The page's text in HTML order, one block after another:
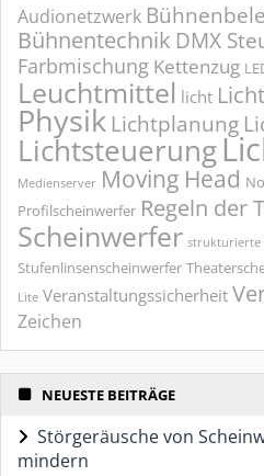
Audionetzwerk
Bühnentechnik DMX
Farbmischung Kettenzug
Leuchtmittel licht
Physik Lichtplanung
Lichtsteuerung
Medienserver Moving Head
Profilscheinwerfer Regeln der
Scheinwerfer strukturierte
Stufenlinsenscheinwerfer
Lite Veranstaltungssicherheit
Zeichen
NEUESTE BEITRÄGE
Störgeräusche von
mindern